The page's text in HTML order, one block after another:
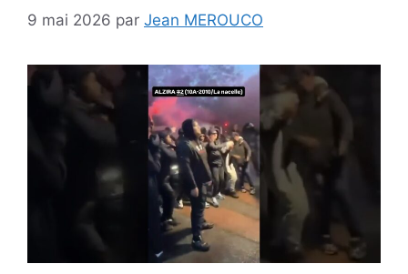
9 mai 2026 par Jean MEROUCO